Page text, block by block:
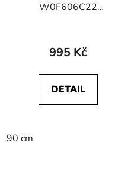
W0F606C22
995 Kč
DETAIL
90 cm